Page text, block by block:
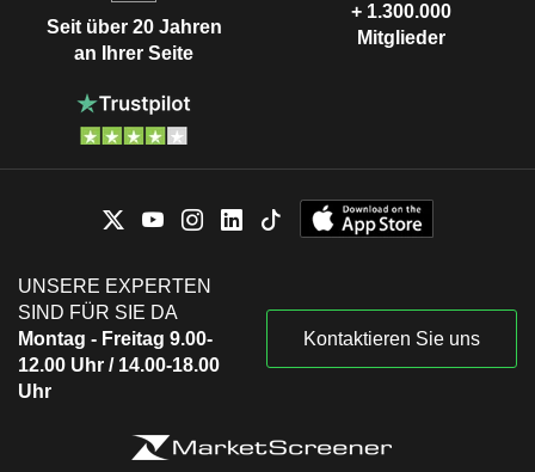
Seit über 20 Jahren
an Ihrer Seite
+ 1.300.000
Mitglieder
UNSERE EXPERTEN
SIND FÜR SIE DA
Montag - Freitag 9.00-
12.00 Uhr / 14.00-18.00
Uhr
Kontaktieren Sie uns